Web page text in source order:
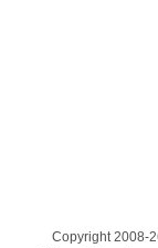
Copyright 2008-